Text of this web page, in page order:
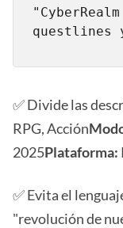
questlines
✅ Divide las
RPG, Acción
2025Plataforma:
✅ Evita el
"revolución de